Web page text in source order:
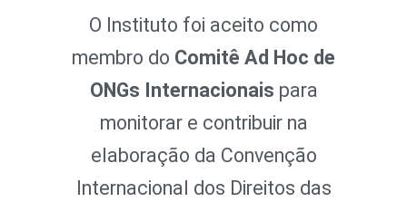
O Instituto foi aceito como
membro do Comitê Ad Hoc de
ONGs Internacionais para
monitorar e contribuir na
elaboração da Convenção
Internacional dos Direitos das